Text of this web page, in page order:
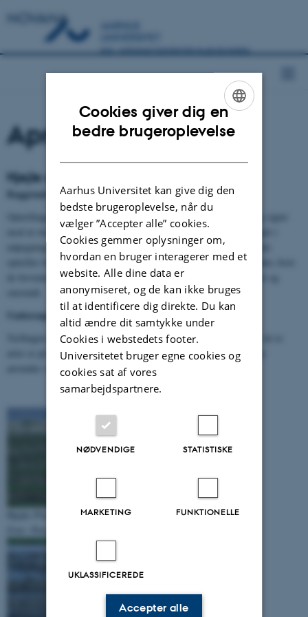
NOVANA
April
Hjejle og lysbuget knortegås
Baggrund
Optællingen af hjejle og lysbuget knortegås er landsdækkende og sigter
mod at overvåge arterne i fuglebeskyttelsesområder, hvori de indgår i
udpegningsgrundlaget som trækfugle. Lysbuget knortegås og hjejle
optælles både i april og oktober, da der er fuglebeskyttelsesområder, hvor
de forventeligt forekommer i større tal om efteråret end om foråret og
Undersøgelsesområde
Tællingen har særlig fokus på de fuglebeskyttelsesområder, hvor de to
arter er på områdernes udpegningsgrundlag. Tællingen skal tillige
anvendes ved opgørelse af de nationale bestande af arterne.
Pluvialis apricaria
ENGLISH
Cookies giver dig en
bedre brugeroplevelse
Aarhus Universitet kan give dig den
bedste brugeroplevelse, når du
vælger ”Accepter alle” cookies.
Cookies gemmer oplysninger om,
hvordan en bruger interagerer med et
website. Alle dine data er
anonymiseret, og de kan ikke bruges
til at identificere dig direkte. Du kan
altid ændre dit samtykke under
Cookies i webstedets footer.
Universitetet bruger egne cookies og
cookies sat af vores
samarbejdspartnere.
NØDVENDIGE STATISTISKE
MARKETING FUNKTIONELLE
UKLASSIFICEREDE
Accepter alle